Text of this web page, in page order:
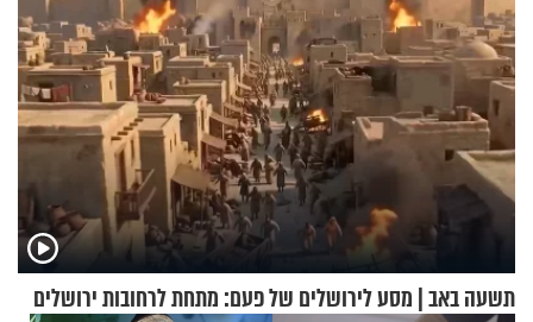
תשעה באב | מסע לירושלים של פעם: מתחת לרחובות ירושלים